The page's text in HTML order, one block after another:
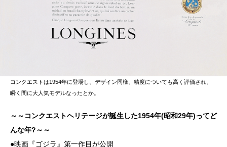
コンクエストは1954年に登場し、デザイン同様、精度についても高く評価され、
瞬く間に大人気モデルなったとか。
～～コンクエストヘリテージが誕生した1954年(昭和29年)ってど
んな年?～～
●映画『ゴジラ』第一作目が公開